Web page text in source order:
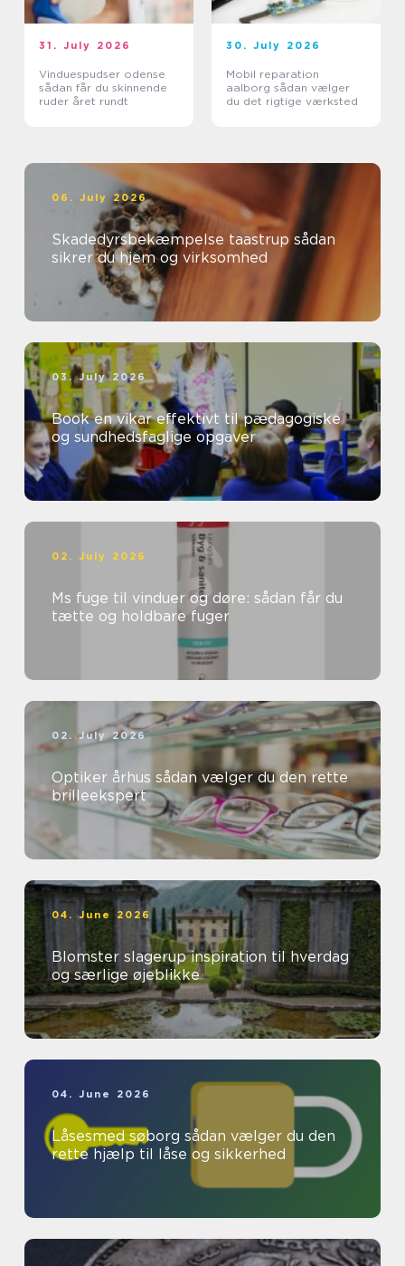
31. July 2026
Vinduespudser odense
sådan får du skinnende
ruder året rundt
30. July 2026
Mobil reparation
aalborg sådan vælger
du det rigtige værksted
06. July 2026
Skadedyrsbekæmpelse taastrup sådan
sikrer du hjem og virksomhed
03. July 2026
Book en vikar effektivt til pædagogiske
og sundhedsfaglige opgaver
02. July 2026
Ms fuge til vinduer og døre: sådan får du
tætte og holdbare fuger
02. July 2026
Optiker århus sådan vælger du den rette
brilleekspert
04. June 2026
Blomster slagerup inspiration til hverdag
og særlige øjeblikke
04. June 2026
Låsesmed søborg sådan vælger du den
rette hjælp til låse og sikkerhed